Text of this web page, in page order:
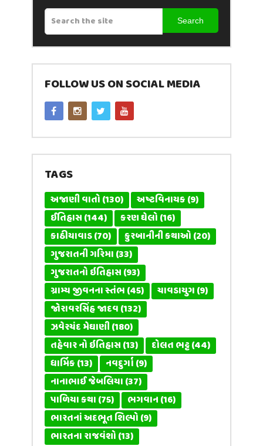
Search
FOLLOW US ON SOCIAL MEDIA
TAGS
અજાણી વાતો(130) અષ્ટવિનાયક(9)
ઈતિહાસ(144) કરણ ઘેલો(16)
કાઠીયાવાડ(70) કુરબાનીની કથાઓ(20)
ગુજરાતની ગરિમા(33)
ગુજરાતનો ઇતિહાસ(93)
ગ્રામ્ય જીવનના સ્તંભ(45) ચાવડાયુગ(9)
જોરાવરસિંહ જાદવ(132)
ઝવેરચંદ મેઘાણી(180)
તહેવાર નો ઇતિહાસ(13) દોલત ભટ્ટ(44)
ધાર્મિક(13) નવદુર્ગા(9)
નાનાભાઈ જેબલિયા(37)
પાળિયા કથા(75) ભગવાન(16)
ભારતનાં અદભૂત શિલ્પો(9)
ભારતના રાજવંશો(13)